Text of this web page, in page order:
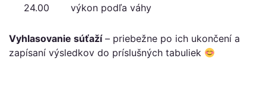
24.00
výkon podľa váhy
Vyhlasovanie súťaží– priebežne po ich ukončení a
zapísaní výsledkov do príslušných tabuliek